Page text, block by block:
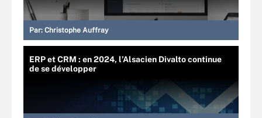
Par: Christophe Auffray
ERP et CRM : en 2024, l’Alsacien Divalto continue
de se développer